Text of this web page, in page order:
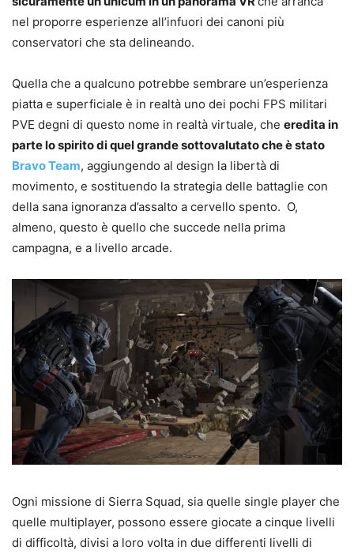
nel proporre esperienze all’infuori dei canoni più
conservatori che sta delineando.
Quella che a qualcuno potrebbe sembrare un’esperienza
piatta e superficiale è in realtà uno dei pochi FPS militari
PVE degni di questo nome in realtà virtuale, che eredita in
parte lo spirito di quel grande sottovalutato che è stato
Bravo Team, aggiungendo al design la libertà di
movimento, e sostituendo la strategia delle battaglie con
della sana ignoranza d’assalto a cervello spento. O,
almeno, questo è quello che succede nella prima
campagna, e a livello arcade.
Ogni missione di Sierra Squad, sia quelle single player che
quelle multiplayer, possono essere giocate a cinque livelli
di difficoltà, divisi a loro volta in due differenti livelli di